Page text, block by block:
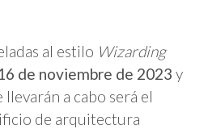
al estilo Wizarding
de noviembre de 2023 y
a cabo será el
de arquitectura